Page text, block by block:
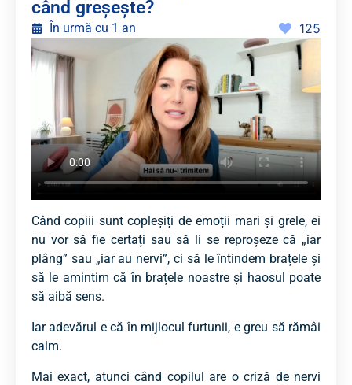
când greșește?
În urmă cu 1 an 125
Când copiii sunt copleșiți de emoții mari și grele, ei
nu vor să fie certați sau să li se reproșeze că „iar
plâng” sau „iar au nervi”, ci să le întindem brațele și
să le amintim că în brațele noastre și haosul poate
să aibă sens.
Iar adevărul e că în mijlocul furtunii, e greu să rămâi
calm.
Mai exact, atunci când copilul are o criză de nervi